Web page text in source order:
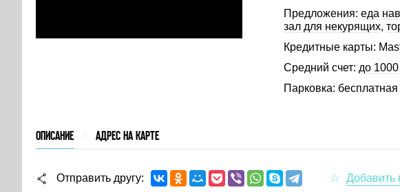
Предложения: еда
зал для некурящих,
Кредитные карты:
Средний счет: до 1000
Парковка: бесплатная
ОПИСАНИЕ АДРЕС НА КАРТЕ
Отправить другу